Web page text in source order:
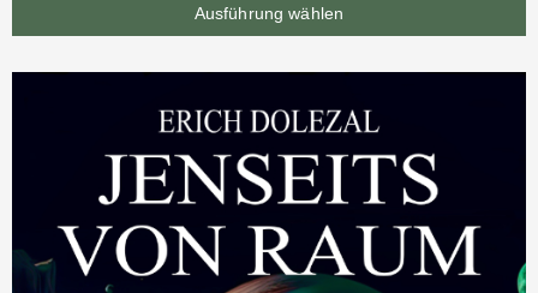
Ausführung wählen